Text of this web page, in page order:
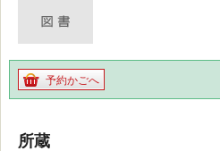
予約かごへ
所蔵